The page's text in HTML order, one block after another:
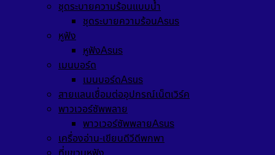
ชุดระบายความร้อนแบบน้ำ
ชุดระบายความร้อนAsus
หูฟัง
หูฟังAsus
เมนบอร์ด
เมนบอร์ดAsus
สายแลนเชื่อมต่ออุปกรณ์เน็ตเวิร์ค
พาวเวอร์ซัพพลาย
พาวเวอร์ซัพพลายAsus
เครื่องอ่าน-เขียนดีวีดีพกพา